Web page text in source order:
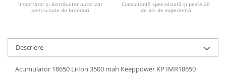
Importator și distribuitor autorizat
pentru sute de branduri
Consultanță specializată și peste 20
de ani de experiență
Descriere
Acumulator 18650 Li-Ion 3500 mah Keeppower KP IMR18650